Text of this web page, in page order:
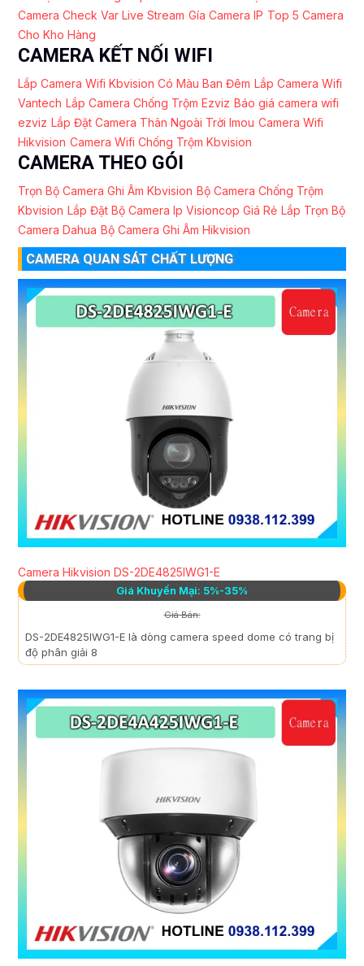
Camera Check Var Live Stream Gía Camera IP Top 5 Camera
Cho Kho Hàng
CAMERA KẾT NỐI WIFI
Lắp Camera Wifi Kbvision Có Màu Ban Đêm Lắp Camera Wifi
Vantech Lắp Camera Chống Trộm Ezviz Báo giá camera wifi
ezviz Lắp Đặt Camera Thân Ngoài Trời Imou Camera Wifi
Hikvision Camera Wifi Chống Trộm Kbvision
CAMERA THEO GÓI
Trọn Bộ Camera Ghi Âm Kbvision Bộ Camera Chống Trộm
Kbvision Lắp Đặt Bộ Camera Ip Visioncop Giá Rẻ Lắp Trọn Bộ
Camera Dahua Bộ Camera Ghi Âm Hikvision
CAMERA QUAN SÁT CHẤT LƯỢNG
Camera Hikvision DS-2DE4825IWG1-E
Giá Khuyến Mại: 5%-35%
Giá Bán:
DS-2DE4825IWG1-E là dòng camera speed dome có trang bị
độ phân giải 8